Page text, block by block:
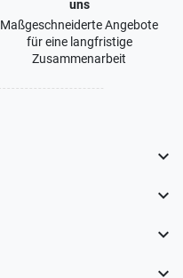
uns
Maßgeschneiderte Angebote
für eine langfristige
Zusammenarbeit


